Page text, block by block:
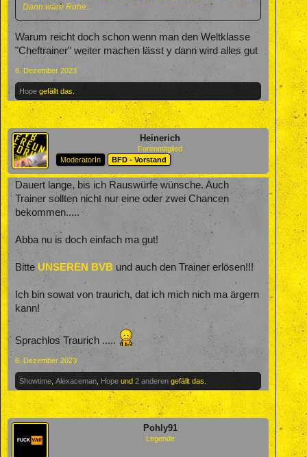
Dann wäre Ruhe...
Warum reicht doch schon wenn man den Weltklasse
"Cheftrainer" weiter machen lässt y dann wird alles gut
6. Dezember 2023
Hope gefällt das.
Heinerich
Forenmitglied
ModeratorIn
BFD - Vorstand
Dauert lange, bis ich Rauswürfe wünsche. Auch
Trainer sollten nicht nur eine oder zwei Chancen
bekommen.....
Abba nu is doch einfach ma gut!
BitteUNSEREN BVB und auch den Trainer erlösen!!!
Ich bin sowat von traurich, dat ich mich nich ma ärgern
kann!
Sprachlos Traurich .....
6. Dezember 2023
Showtime Alexaceman Hope und 2 anderen gefällt das.
Pohly91
Legende